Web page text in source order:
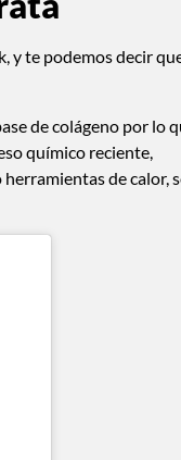
y te podemos decir
de colágeno por lo
químico reciente,
de calor,